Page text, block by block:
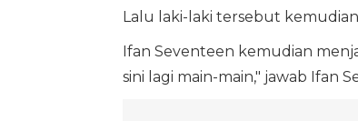
Lalu laki-laki tersebut kemudian
Ifan Seventeen kemudian
sini lagi main-main," jawab Ifan